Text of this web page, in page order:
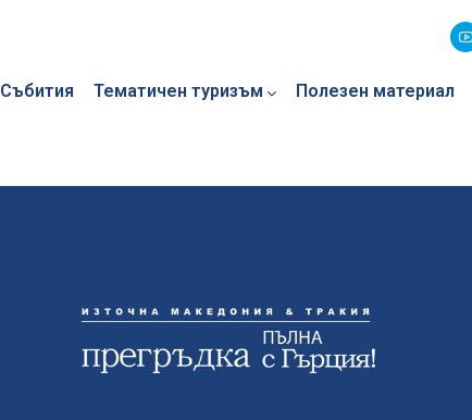
Събития Тематичен туризъм Полезен материал